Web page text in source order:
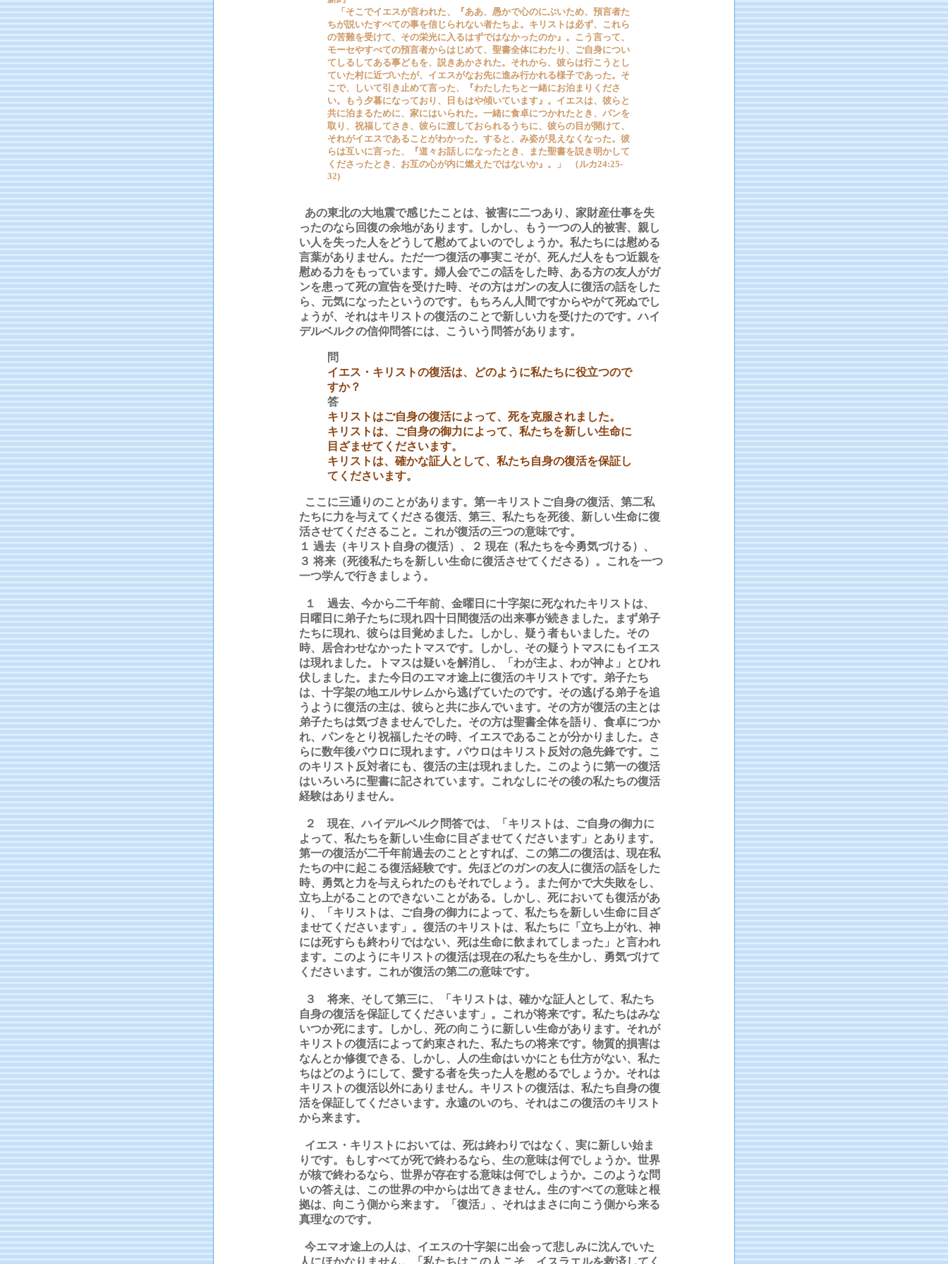
「そこでイエスが言われた、『ああ、愚かで心のにぶいため、預言者た
ちが説いたすべての事を信じられない者たちよ。キリストは必ず、これら
の苦難を受けて、その栄光に入るはずではなかったのか』。こう言って、
モーセやすべての預言者からはじめて、聖書全体にわたり、ご自身につい
てしるしてある事どもを、説きあかされた。それから、彼らは行こうとし
ていた村に近づいたが、イエスがなお先に進み行かれる様子であった。そ
こで、しいて引き止めて言った、『わたしたちと一緒にお泊まりくださ
い。もう夕暮になっており、日もはや傾いています』。イエスは、彼らと
共に泊まるために、家にはいられた。一緒に食卓につかれたとき、パンを
取り、祝福してさき、彼らに渡しておられるうちに、彼らの目が開けて、
それがイエスであることがわかった。すると、み姿が見えなくなった。彼
らは互いに言った、『道々お話しになったとき、また聖書を説き明かして
くださったとき、お互の心が内に燃えたではないか』。」 （ルカ24:25-
32)
あの東北の大地震で感じたことは、被害に二つあり、家財産仕事を失
ったのなら回復の余地があります。しかし、もう一つの人的被害、親し
い人を失った人をどうして慰めてよいのでしょうか。私たちには慰める
言葉がありません。ただ一つ復活の事実こそが、死んだ人をもつ近親を
慰める力をもっています。婦人会でこの話をした時、ある方の友人がガ
ンを患って死の宣告を受けた時、その方はガンの友人に復活の話をした
ら、元気になったというのです。もちろん人間ですからやがて死ぬでし
ょうが、それはキリストの復活のことで新しい力を受けたのです。ハイ
デルベルクの信仰問答には、こういう問答があります。
問
イエス・キリストの復活は、どのように私たちに役立つので
すか？
答
キリストはご自身の復活によって、死を克服されました。
キリストは、ご自身の御力によって、私たちを新しい生命に
目ざませてくださいます。
キリストは、確かな証人として、私たち自身の復活を保証し
てくださいます。
ここに三通りのことがあります。第一キリストご自身の復活、第二私
たちに力を与えてくださる復活、第三、私たちを死後、新しい生命に復
活させてくださること。これが復活の三つの意味です。
１ 過去（キリスト自身の復活）、２ 現在（私たちを今勇気づける）、
３ 将来（死後私たちを新しい生命に復活させてくださる）。これを一つ
一つ学んで行きましょう。
１ 過去、今から二千年前、金曜日に十字架に死なれたキリストは、
日曜日に弟子たちに現れ四十日間復活の出来事が続きました。まず弟子
たちに現れ、彼らは目覚めました。しかし、疑う者もいました。その
時、居合わせなかったトマスです。しかし、その疑うトマスにもイエス
は現れました。トマスは疑いを解消し、「わが主よ、わが神よ」とひれ
伏しました。また今日のエマオ途上に復活のキリストです。弟子たち
は、十字架の地エルサレムから逃げていたのです。その逃げる弟子を追
うように復活の主は、彼らと共に歩んでいます。その方が復活の主とは
弟子たちは気づきませんでした。その方は聖書全体を語り、食卓につか
れ、パンをとり祝福したその時、イエスであることが分かりました。さ
らに数年後パウロに現れます。パウロはキリスト反対の急先鋒です。こ
のキリスト反対者にも、復活の主は現れました。このように第一の復活
はいろいろに聖書に記されています。これなしにその後の私たちの復活
経験はありません。
２ 現在、ハイデルベルク問答では、「キリストは、ご自身の御力に
よって、私たちを新しい生命に目ざませてくださいます」とあります。
第一の復活が二千年前過去のこととすれば、この第二の復活は、現在私
たちの中に起こる復活経験です。先ほどのガンの友人に復活の話をした
時、勇気と力を与えられたのもそれでしょう。また何かで大失敗をし、
立ち上がることのできないことがある。しかし、死においても復活があ
り、「キリストは、ご自身の御力によって、私たちを新しい生命に目ざ
ませてくださいます」。復活のキリストは、私たちに「立ち上がれ、神
には死すらも終わりではない、死は生命に飲まれてしまった」と言われ
ます。このようにキリストの復活は現在の私たちを生かし、勇気づけて
くださいます。これが復活の第二の意味です。
３ 将来、そして第三に、「キリストは、確かな証人として、私たち
自身の復活を保証してくださいます」。これが将来です。私たちはみな
いつか死にます。しかし、死の向こうに新しい生命があります。それが
キリストの復活によって約束された、私たちの将来です。物質的損害は
なんとか修復できる、しかし、人の生命はいかにとも仕方がない、私た
ちはどのようにして、愛する者を失った人を慰めるでしょうか。それは
キリストの復活以外にありません。キリストの復活は、私たち自身の復
活を保証してくださいます。永遠のいのち、それはこの復活のキリスト
から来ます。
イエス・キリストにおいては、死は終わりではなく、実に新しい始ま
りです。もしすべてが死で終わるなら、生の意味は何でしょうか。世界
が核で終わるなら、世界が存在する意味は何でしょうか。このような問
いの答えは、この世界の中からは出てきません。生のすべての意味と根
拠は、向こう側から来ます。「復活」、それはまさに向こう側から来る
真理なのです。
今エマオ途上の人は、イエスの十字架に出会って悲しみに沈んでいた
人にほかなりません。「私たちはこの人こそ、イスラエルを救済してく